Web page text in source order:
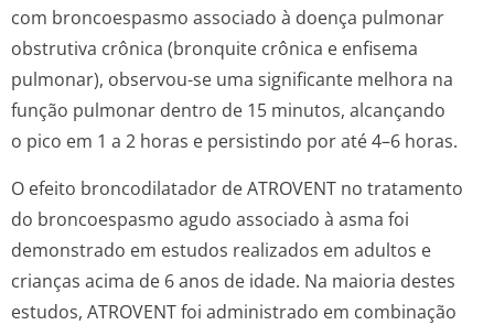
com broncoespasmo associado à doença pulmonar
obstrutiva crônica (bronquite crônica e enfisema
pulmonar), observou-se uma significante melhora na
função pulmonar dentro de 15 minutos, alcançando
o pico em 1 a 2 horas e persistindo por até 4–6 horas.
O efeito broncodilatador de ATROVENT no tratamento
do broncoespasmo agudo associado à asma foi
demonstrado em estudos realizados em adultos e
crianças acima de 6 anos de idade. Na maioria destes
estudos, ATROVENT foi administrado em combinação